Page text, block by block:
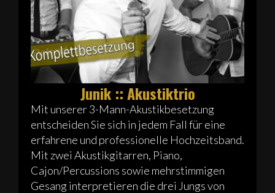
Junik :: Akustiktrio
Mit unserer 3-Mann-Akustikbesetzung
entscheiden Sie sich in jedem Fall für eine
erfahrene und professionelle Hochzeitsband.
Mit zwei Akustikgitarren, Piano,
Cajon/Percussions sowie mehrstimmigen
Gesang interpretieren die drei Jungs von